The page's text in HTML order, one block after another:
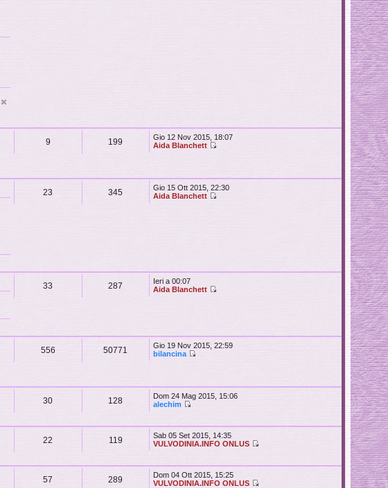
9 199
Gio 12 Nov 2015, 18:07
Aida Blanchett
23 345
Gio 15 Ott 2015, 22:30
Aida Blanchett
33 287
Ieri a 00:07
Aida Blanchett
556 50771
Gio 19 Nov 2015, 22:59
bilancina
30 128
Dom 24 Mag 2015, 15:06
alechim
22 119
Sab 05 Set 2015, 14:35
VULVODINIA.INFO ONLUS
57 289
Dom 04 Ott 2015, 15:25
VULVODINIA.INFO ONLUS